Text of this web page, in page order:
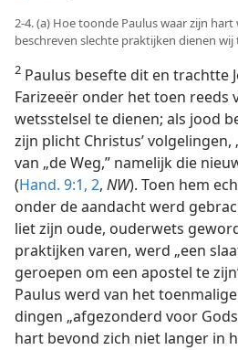
2-4. (a) Hoe toonde Paulus waar zijn
beschreven slechte praktijken dienen
2 Paulus besefte dit en trachtte
Farizeeër onder het toen reeds
wetsstelsel te dienen; als jood
zijn plicht Christus’
van „de Weg,” namelijk die
(Hand. 9:1, 2, NW). Toen hem
onder de aandacht werd
liet zijn oude, ouderwets
praktijken varen, werd „een
geroepen om een apostel te
Paulus werd van het
dingen „afgezonderd voor
hart bevond zich niet langer in